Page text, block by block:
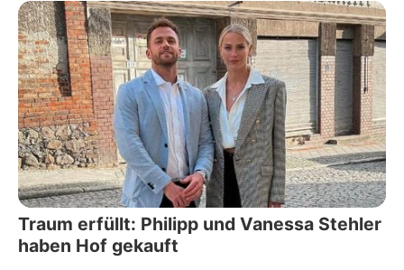
Traum erfüllt: Philipp und Vanessa Stehler
haben Hof gekauft